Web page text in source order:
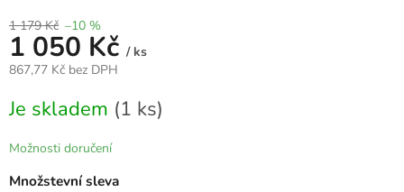
1 179 Kč –10 %
1 050 Kč / ks
867,77 Kč bez DPH
cena:
Je skladem (1 ks)
Možnosti doručení
Množstevní sleva